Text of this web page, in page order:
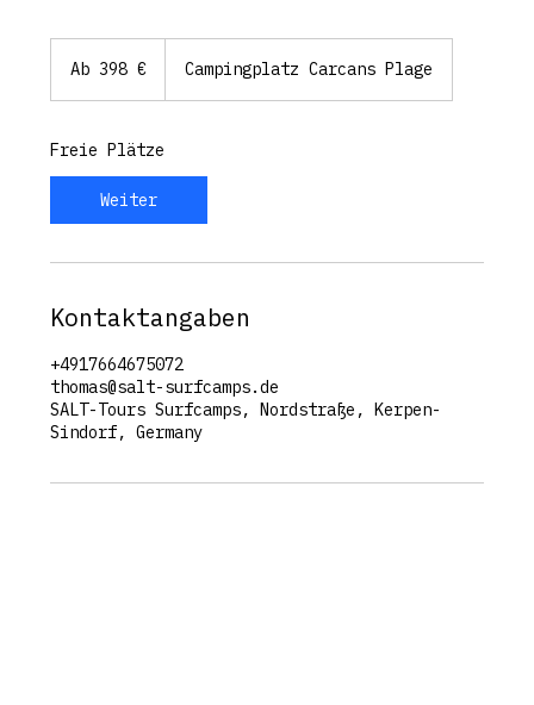
EuroAb 398 € Campingplatz Carcans Plage
Freie Plätze
Weiter
Kontaktangaben
+4917664675072
thomas@salt-surfcamps.de
SALT-Tours Surfcamps, Nordstraße, Kerpen-
Sindorf, Germany